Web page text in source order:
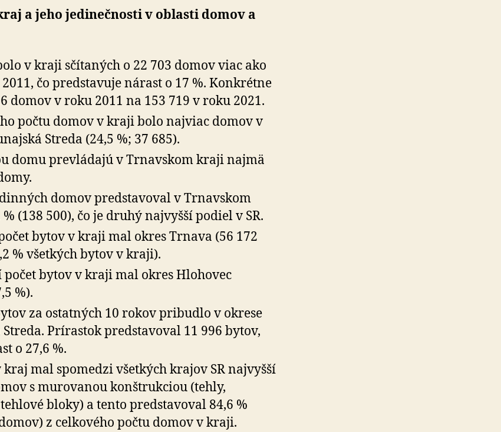
a jeho jedinečnosti v oblasti domov a
v kraji sčítaných o 22 703 domov viac ako
čo predstavuje nárast o 17 %. Konkrétne
domov v roku 2011 na 153 719 v roku 2021.
počtu domov v kraji bolo najviac domov v
Streda (24,5 %; 37 685).
domu prevládajú v Trnavskom kraji najmä
domov predstavoval v Trnavskom
(138 500), čo je druhý najvyšší podiel v SR.
bytov v kraji mal okres Trnava (56 172
% všetkých bytov v kraji).
počet bytov v kraji mal okres Hlohovec
%).
za ostatných 10 rokov pribudlo v okrese
Prírastok predstavoval 11 996 bytov,
o 27,6 %.
mal spomedzi všetkých krajov SR najvyšší
s murovanou konštrukciou (tehly,
bloky) a tento predstavoval 84,6 %
z celkového počtu domov v kraji.